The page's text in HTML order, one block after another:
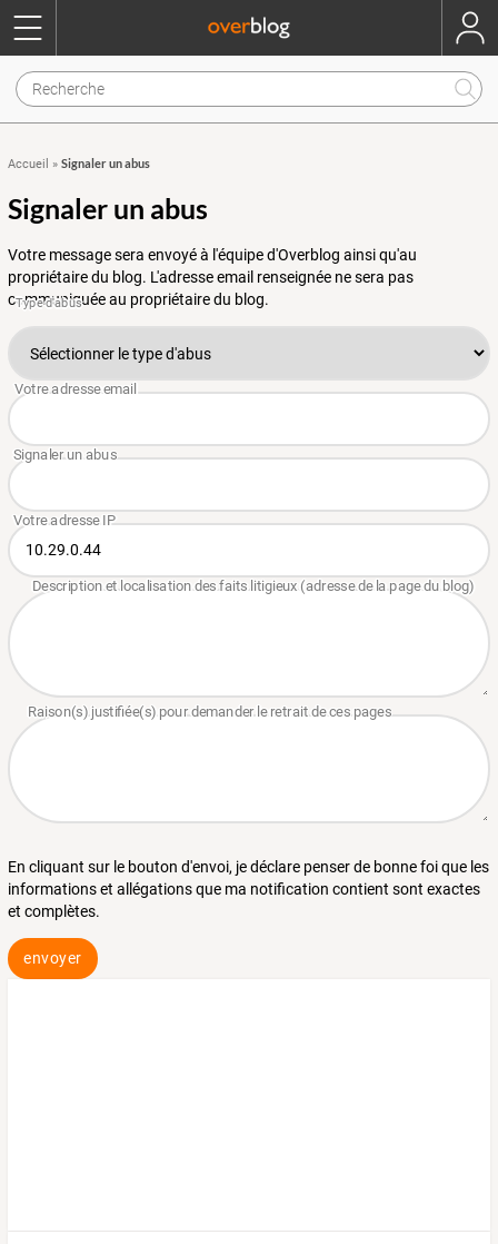
Accueil » Signaler un abus
Signaler un abus
Votre message sera envoyé à l'équipe d'Overblog ainsi qu'au
propriétaire du blog. L'adresse email renseignée ne sera pas
communiquée au propriétaire du blog.
En cliquant sur le bouton d'envoi, je déclare penser de bonne foi que les
informations et allégations que ma notification contient sont exactes
et complètes.
envoyer